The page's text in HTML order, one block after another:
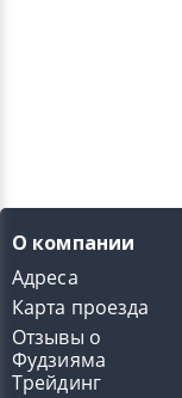
О компании
Адреса
Карта проезда
Отзывы о
Фудзияма
Трейдинг